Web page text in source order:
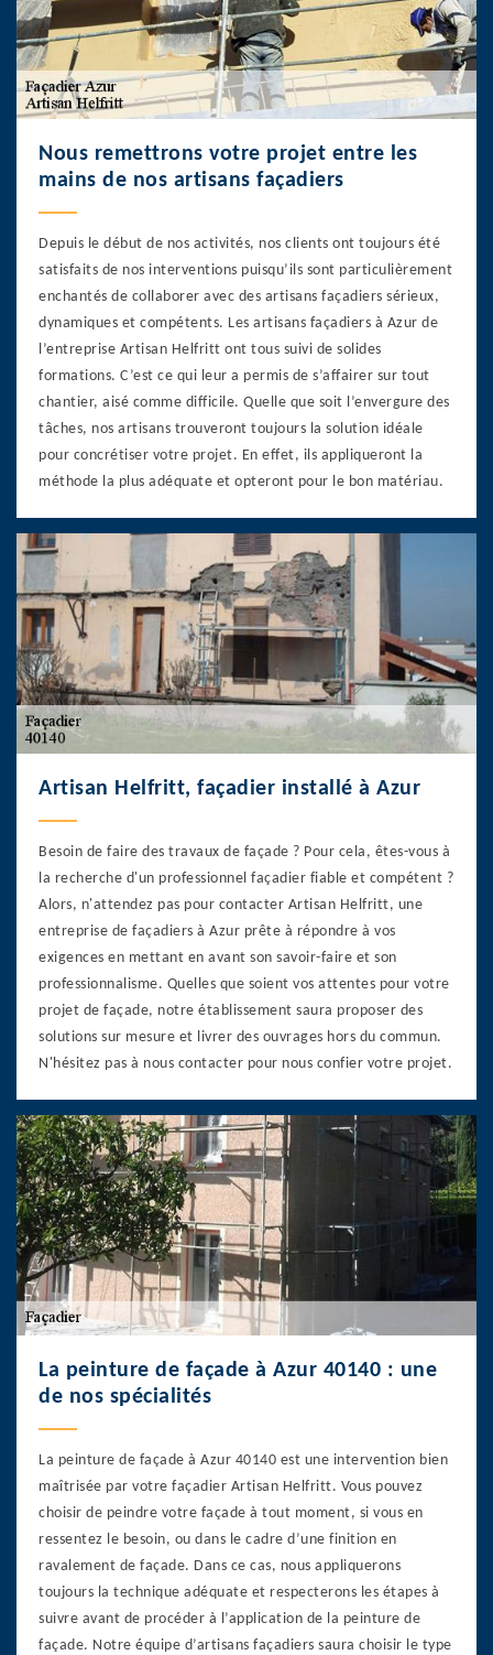
Nous remettrons votre projet entre les
mains de nos artisans façadiers
Depuis le début de nos activités, nos clients ont toujours été
satisfaits de nos interventions puisqu’ils sont particulièrement
enchantés de collaborer avec des artisans façadiers sérieux,
dynamiques et compétents. Les artisans façadiers à Azur de
l’entreprise Artisan Helfritt ont tous suivi de solides
formations. C’est ce qui leur a permis de s’affairer sur tout
chantier, aisé comme difficile. Quelle que soit l’envergure des
tâches, nos artisans trouveront toujours la solution idéale
pour concrétiser votre projet. En effet, ils appliqueront la
méthode la plus adéquate et opteront pour le bon matériau.
Artisan Helfritt, façadier installé à Azur
Besoin de faire des travaux de façade ? Pour cela, êtes-vous à
la recherche d'un professionnel façadier fiable et compétent ?
Alors, n'attendez pas pour contacter Artisan Helfritt, une
entreprise de façadiers à Azur prête à répondre à vos
exigences en mettant en avant son savoir-faire et son
professionnalisme. Quelles que soient vos attentes pour votre
projet de façade, notre établissement saura proposer des
solutions sur mesure et livrer des ouvrages hors du commun.
N'hésitez pas à nous contacter pour nous confier votre projet.
La peinture de façade à Azur 40140 : une
de nos spécialités
La peinture de façade à Azur 40140 est une intervention bien
maîtrisée par votre façadier Artisan Helfritt. Vous pouvez
choisir de peindre votre façade à tout moment, si vous en
ressentez le besoin, ou dans le cadre d’une finition en
ravalement de façade. Dans ce cas, nous appliquerons
toujours la technique adéquate et respecterons les étapes à
suivre avant de procéder à l’application de la peinture de
façade. Notre équipe d’artisans façadiers saura choisir le type